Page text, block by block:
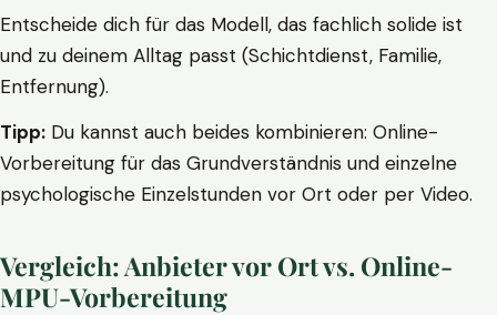
Entscheide dich für das Modell, das fachlich solide ist
und zu deinem Alltag passt (Schichtdienst, Familie,
Entfernung).
Tipp: Du kannst auch beides kombinieren: Online-
Vorbereitung für das Grundverständnis und einzelne
psychologische Einzelstunden vor Ort oder per Video.
Vergleich: Anbieter vor Ort vs. Online-
MPU-Vorbereitung